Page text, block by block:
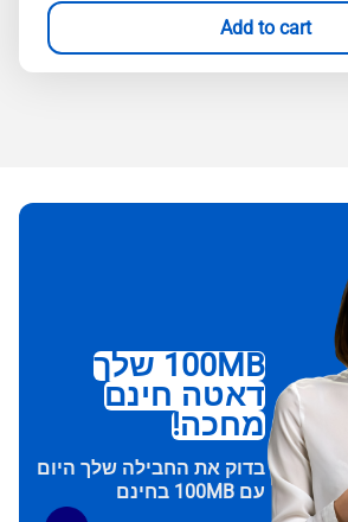
Add to cart
100MB שלך
דאטה חינם
מחכה!
בדוק את החבילה שלך היום
עם 100MB בחינם